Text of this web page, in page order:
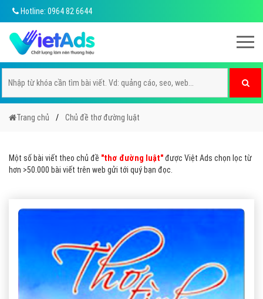
Hotline: 0964 82 6644
Trang chủ Chủ đề thơ đường luật
Một số bài viết theo chủ đề "thơ đường luật"được Việt Ads chọn lọc từ
hơn >50.000 bài viết trên web gửi tới quý bạn đọc.